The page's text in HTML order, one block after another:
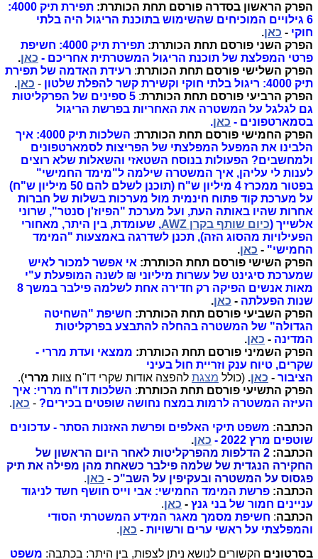
הפרק הראשון בסדרה פורסם תחת הכותרת:
תפירת תיק 4000:
6 גילויים המוכיחים שהשימוש בתוכנת הריגול היה בלתי
חוקי - כאן.
הפרק השני פורסם תחת הכותרת:
תפירת תיק 4000: חשיפת
פרטי המפלצת של תוכנת הריגול המשטרתית אחריכם - כאן.
הפרק השלישי פורסם תחת הכותרת: רעידת האדמה של תפירת
תיק 4000: ריגול בלתי חוקי וקשירת קשר להפלת שלטון
- כאן.
הפרק הרביעי פורסם תחת הכותרת:
5 ספינים של הפרקליטות
גם לגלגל על המשטרה את האחריות בפרשת הריגול
בסמארטפונים - כאן.
הפרק החמישי פורסם תחת הכותרת:
השלכות תיק 4000: איך
הלבינו את המפעל המפלצתי של הפריצות לסמארטפונים
ולמחשבים? הפעולות בנוסח השטאזי והשאלות שלא רוצים
לענות לי עליהן, איך המשטרה שילמה ל"מימד החמישי"
בפטור ממכרז 4 מיליון ש"ח (תוכנן לשלם להם 50 מיליון ש"ח)
על מערכת קוד פתוח חינמית מול מערכות בשלות של חברות
אחרות שהיו באותה העת, ועל מערכת "הפיוז'ן סנטר", שרוני
אלשייך (כיום שותף בקרן AWZ
, שעומדת, בין היתר, מאחורי
הפעילויות מהסוג הזה), תכנן לשדרגה באמצעות "המימד
החמישי" - כאן.
הפרק השישי פורסם תחת הכותרת: אי אפשר למכור לאיש
שמערכת סיגינט של עשרות מיליוני ₪ לשנה המופעלת ע"י
מאות אנשים הפיקה רק חדירה אחת לשלמה פילבר במשך 8
שנות הפעלתה - כאן.
הפרק השביעי פורסם תחת הכותרת: חשיפת "השחיטה
הגדולה" של המשטרה בהחלה להתבצע בפרקליטות
המדינה - כאן.
הפרק השמיני פורסם תחת הכותרת: ממצאי ועדת מררי -
שקרים, טיוח ענק וזריית חול בעיני
הציבור - כאן. (כולל מצגת להפצה אודות שקרי דו"ח צוות מררי).
הפרק התשיעי פורסם תחת הכותרת: השלכות דו"ח מררי: איך
העיזה המשטרה לרמות במצח נחושה שופטים בכירים? - כאן.
הכתבה: משפט תיקי האלפים ופרשת האזנות הסתר - עדכונים
שוטפים מרץ 2022 -
כאן.
הכתבה:
2 הדלפות מהפרקליטות לאחר היום הראשון של
החקירה הנגדית של שלמה פילבר כשאחת מהן מפילה את תיק
פגסוס על המשטרה ובעקיפין על השב"כ - כאן.
הכתבה: פרשת המימד החמישי: אבי וייס חושף חשד לניגוד
עניינים חמור של בני גנץ - כאן.
הכתבה: חשיפת מסמך מאגר המידע המשטרתי הסודי
והמפלצתי על ראשי ערים ורשויות - כאן.
בסרטונים הקשורים לנושא ניתן לצפות, בין היתר: בכתבה: משפט